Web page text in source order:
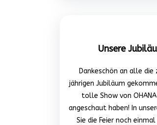
Unsere
Dankeschön an alle
jährigen Jubiläum
tolle Show von OHANA
angeschaut haben! In
Sie die Feier noch